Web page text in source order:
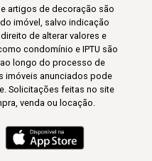
artigos de decoração são
imóvel, salvo indicação
de alterar valores e
condomínio e IPTU são
longo do processo de
imóveis anunciados pode
Solicitações feitas no site
venda ou locação.